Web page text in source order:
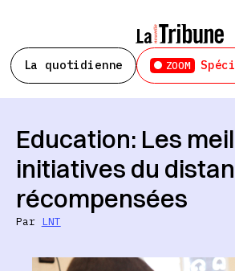
La quotidienne ZOOM
Education: Les
initiatives du
récompensées
Par LNT